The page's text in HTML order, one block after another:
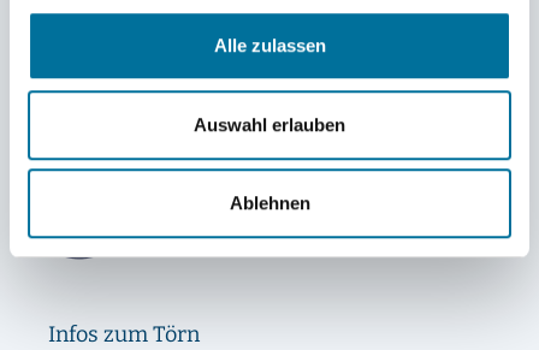
Alle zulassen
Auswahl erlauben
Ablehnen
In Zukunft seht Ihr unter unseren Blogbeiträgen auch
immer die Fotos von den jeweiligen Autor:innen.
Marie
Infos zum Törn